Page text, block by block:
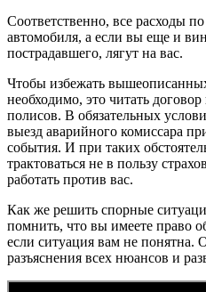
Соответственно, все расходы
автомобиля, а если вы еще и
пострадавшего, лягут на вас.
Чтобы избежать
необходимо, это читать
полисов. В обязательных
выезд аварийного комиссара
события. И при таких
трактоваться не в пользу
работать против вас.
Как же решить спорные
помнить, что вы имеете право
если ситуация вам не понятна.
разъяснения всех нюансов и